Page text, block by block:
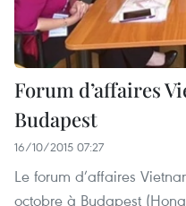
Forum d’affaires
Budapest
16/10/2015 07:27
Le forum d’affaires
octobre à Budapest